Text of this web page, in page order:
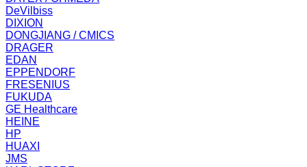
DeVilbiss
DIXION
DONGJIANG / CMICS
DRAGER
EDAN
EPPENDORF
FRESENIUS
FUKUDA
GE Healthcare
HEINE
HP
HUAXI
JMS